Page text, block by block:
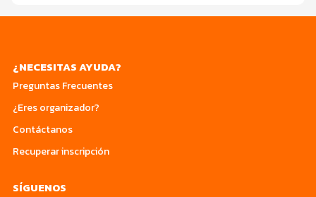
¿NECESITAS AYUDA?
Preguntas Frecuentes
¿Eres organizador?
Contáctanos
Recuperar inscripción
SÍGUENOS